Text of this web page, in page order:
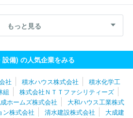
もっと見る
備) の人気企業をみる
社 積水ハウス株式会社
積水化学工
組
株式会社ＮＴＴファシリティーズ
ホームズ株式会社
大和ハウス工業株式
ン株式会社 清水建設株式会社
大成建